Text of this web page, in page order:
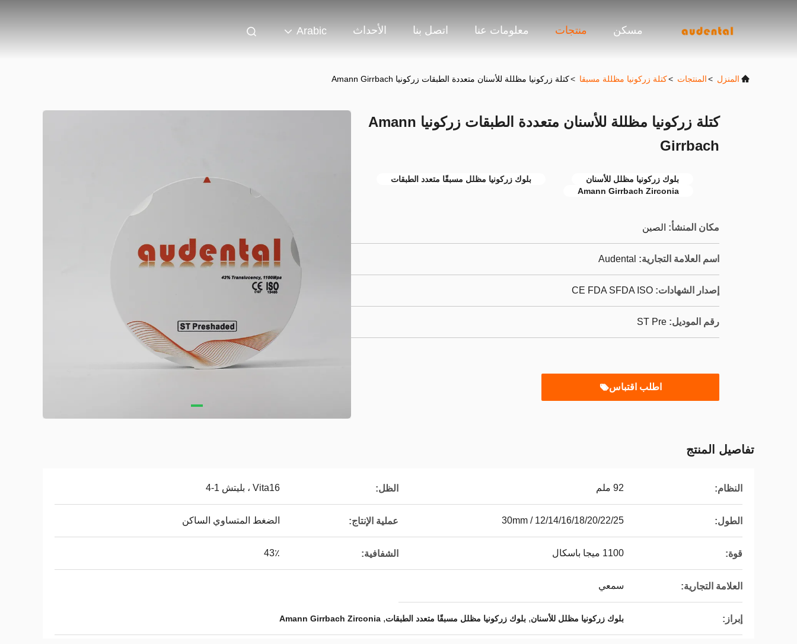
مسكن منتجات معلومات عنا اتصل بنا الأحداث Arabic
المنزل >المنتجات >كتلة زركونيا مظللة مسبقا >كتلة زركونيا مظللة للأسنان متعددة الطبقات زركونيا Amann Girrbach
كتلة زركونيا مظللة للأسنان متعددة الطبقات زركونيا Amann
Girrbach
بلوك زركونيا مظلل للأسنان
بلوك زركونيا مظلل مسبقًا متعدد الطبقات
Amann Girrbach Zirconia
مكان المنشأ: الصين
اسم العلامة التجارية: Audental
إصدار الشهادات: CE FDA SFDA ISO
رقم الموديل: ST Pre
اطلب اقتباس
تفاصيل المنتج
النظام: 92 ملم الظل: Vita16 ، بليتش 1-4
الطول: 12/14/16/18/20/22/25 / 30mm عملية الإنتاج: الضغط المتساوي الساكن
قوة: 1100 ميجا باسكال الشفافية: 43٪
العلامة التجارية: سمعي
إبراز: بلوك زركونيا مظلل للأسنان, بلوك زركونيا مظلل مسبقًا متعدد الطبقات,
Amann Girrbach Zirconia